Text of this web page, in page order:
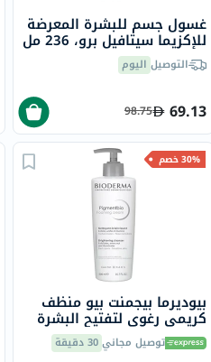
غسول جسم للبشرة المعرضة
للإكزيما سيتافيل برو، 236 مل
التوصيل اليوم
69.13
98.75
30% خصم
بيوديرما بيجمنت بيو منظف ​​
كريمي رغوي لتفتيح البشرة
وتقشيرها 500 ملتوصيل مجاني30 دقيقة